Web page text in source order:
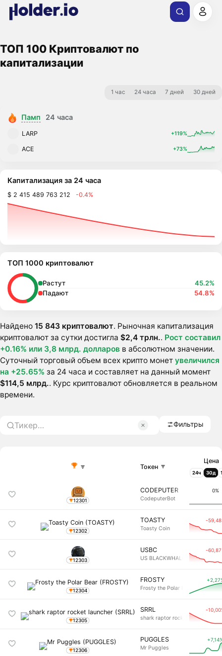
ТОП 100 Криптовалют по
капитализации
1 час 24 часа 7 дней 30 дней
Памп 24 часа
LARP +119%
ACE +73%
Капитализация за 24 часа
$ 2 415 489 763 212 -0.4%
ТОП 1000 криптовалют
Растут
45.2%
Падают
54.8%
Найдено 15 843 криптовалют. Рыночная капитализация
криптовалют за сутки достигла $2,4 трлн.. Pост составил
+0.16% или 3,8 млрд. долларов в абсолютном значении.
Суточный торговый объем всех крипто монет увеличился
на +25.65% за 24 часа и составляет на данный момент
$114,5 млрд.. Курс криптовалют обновляется в реальном
времени.
Фильтры
Токен
Цена
24ч 30д
12301
CODEPUTER
CodeputerBot
0%
12302
TOASTY
Toasty Coin
-
12303
USBC
US BLACKWHALE COIN
-
12304
FROSTY
Frosty the Polar Bear
12305
SRRL
shark raptor rocket launcher
-
12306
PUGGLES
Mr Puggles